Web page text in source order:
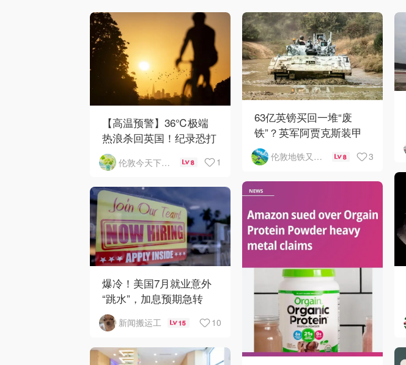
【高温预警】36℃极端
热浪杀回英国！纪录恐打
破
伦敦今天下雨了吗 8 1
63亿英镑买回一堆“废
铁”？英军阿贾克斯装甲
车刚出库就趴窝
伦敦地铁又罢工了 8 3
爆冷！美国7月就业意外
“跳水”，加息预期急转
弯！
新闻搬运工 15 10